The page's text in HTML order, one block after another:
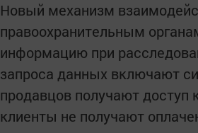
Новый механизм
правоохранительным
информацию при
запроса данных включают
продавцов получают доступ
клиенты не получают